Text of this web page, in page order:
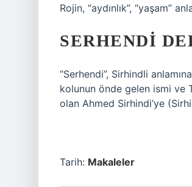
Rojin, “aydınlık”, “yaşam”
SERHENDI
“Serhendi”, Sirhindli
kolunun önde gelen ismi ve
olan Ahmed Sirhindi’ye
Tarih: Makaleler